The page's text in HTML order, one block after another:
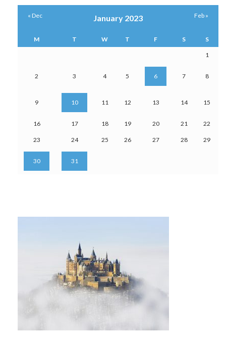
January 2023
M T W T F S S
1
2 3 4 5 6 7 8
9 10 11 12 13 14 15
16 17 18 19 20 21 22
23 24 25 26 27 28 29
30 31
« Dec Feb »